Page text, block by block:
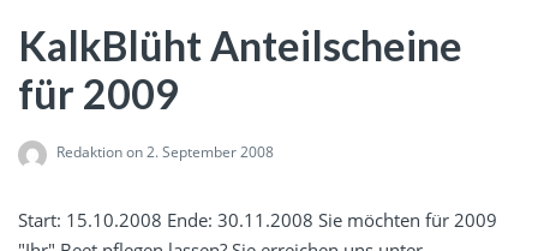
KalkBlüht Anteilscheine
für 2009
Redaktionon 2. September 2008
Start: 15.10.2008 Ende: 30.11.2008 Sie möchten für 2009